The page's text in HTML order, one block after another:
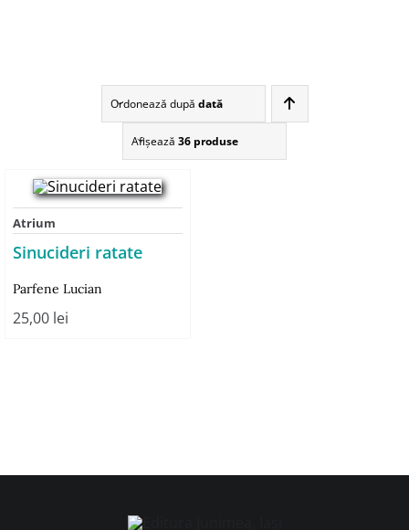
Ordonează după dată
Afişează 36 produse
Atrium
Sinucideri ratate
Parfene Lucian
25,00 lei